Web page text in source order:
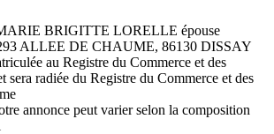
BRIGITTE LORELLE épouse
ALLEE DE CHAUME, 86130 DISSAY
au Registre du Commerce et des
sera radiée du Registre du Commerce et des
annonce peut varier selon la composition